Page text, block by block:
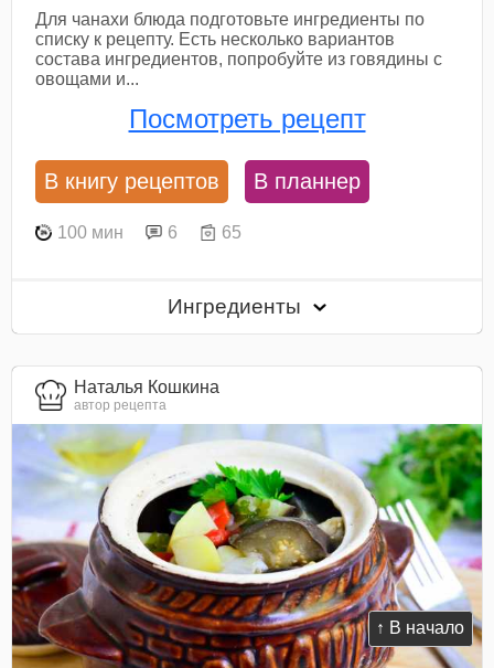
↑ В начало
Для чанахи блюда подготовьте ингредиенты по
списку к рецепту. Есть несколько вариантов
состава ингредиентов, попробуйте из говядины с
овощами и...
Посмотреть рецепт
В книгу рецептов В планнер
100 мин 6 65
Ингредиенты
Наталья Кошкина
автор рецепта